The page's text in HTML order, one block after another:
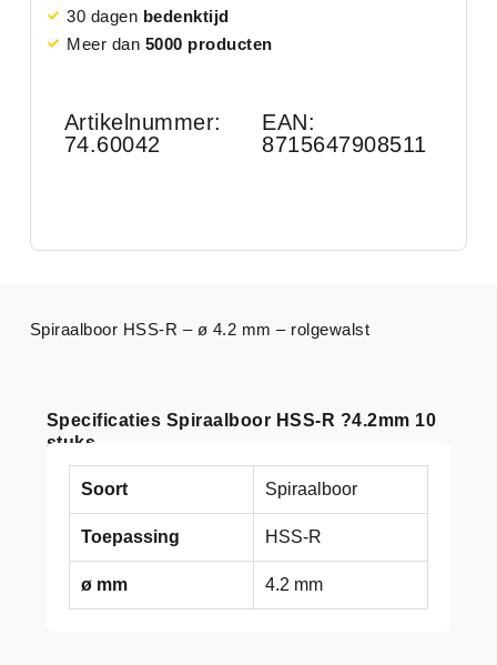
30 dagen bedenktijd
Meer dan 5000 producten
Artikelnummer:
74.60042
EAN:
8715647908511
Specificaties Spiraalboor HSS-R ?4.2mm 10
stuks
Soort Spiraalboor
Toepassing HSS-R
ø mm 4.2 mm
Spiraalboor HSS-R – ø 4.2 mm – rolgewalst